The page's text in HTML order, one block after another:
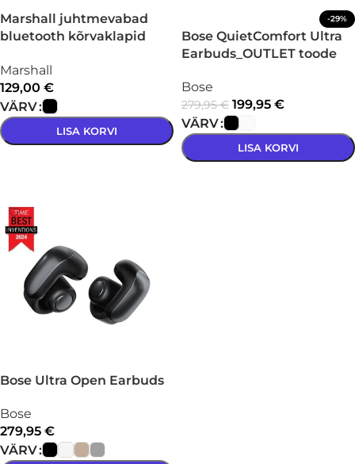
Marshall juhtmevabad
bluetooth kõrvaklapid
Marshall
129,00 €
VÄRV
LISA KORVI
-29%
Bose QuietComfort Ultra
Earbuds_OUTLET toode
Bose
279,95€ 199,95 €
VÄRV
LISA KORVI
Bose Ultra Open Earbuds
Bose
279,95 €
VÄRV